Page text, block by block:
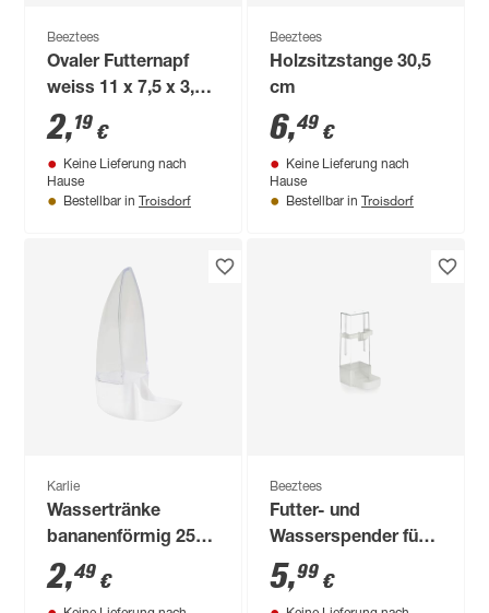
Beeztees
Ovaler Futternapf
weiss 11 x 7,5 x 3,5
cm
2,19 €
Keine Lieferung nach
Hause
Bestellbar in Troisdorf
Beeztees
Holzsitzstange 30,5
cm
6,49 €
Keine Lieferung nach
Hause
Bestellbar in Troisdorf
Karlie
Wassertränke
bananenförmig 25
cm
2,49 €
Beeztees
Futter- und
Wasserspender für
Sittiche 6 x 15 x 8
cm
5,99 €